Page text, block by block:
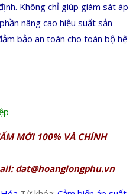
Không chỉ giúp giám sát áp
nâng cao hiệu suất sản
bảo an toàn cho toàn bộ hệ
MỚI 100% VÀ CHÍNH
dat@hoanglongphu.vn